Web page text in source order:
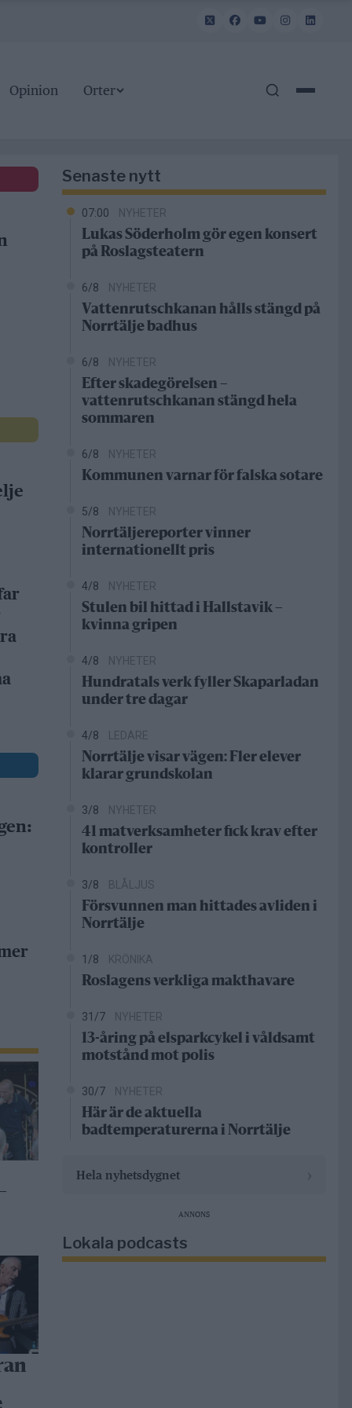
Opinion Orter
Senaste nytt
07:00 NYHETER
Lukas Söderholm gör egen konsert
på Roslagsteatern
6/8 NYHETER
Vattenrutschkanan hålls stängd på
Norrtälje badhus
6/8 NYHETER
Efter skadegörelsen –
vattenrutschkanan stängd hela
sommaren
6/8 NYHETER
Kommunen varnar för falska sotare
5/8 NYHETER
Norrtäljereporter vinner
internationellt pris
4/8 NYHETER
Stulen bil hittad i Hallstavik –
kvinna gripen
4/8 NYHETER
Hundratals verk fyller Skaparladan
under tre dagar
4/8 LEDARE
Norrtälje visar vägen: Fler elever
klarar grundskolan
3/8 NYHETER
41 matverksamheter fick krav efter
kontroller
3/8 BLÅLJUS
Försvunnen man hittades avliden i
Norrtälje
1/8 KRÖNIKA
Roslagens verkliga makthavare
31/7 NYHETER
13-åring på elsparkcykel i våldsamt
motstånd mot polis
30/7 NYHETER
Här är de aktuella
badtemperaturerna i Norrtälje
Hela nyhetsdygnet
ANNONS
Lokala podcasts